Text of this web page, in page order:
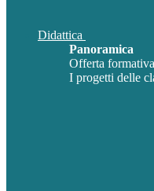
Didattica
Panoramica
Offerta formativa
I progetti delle